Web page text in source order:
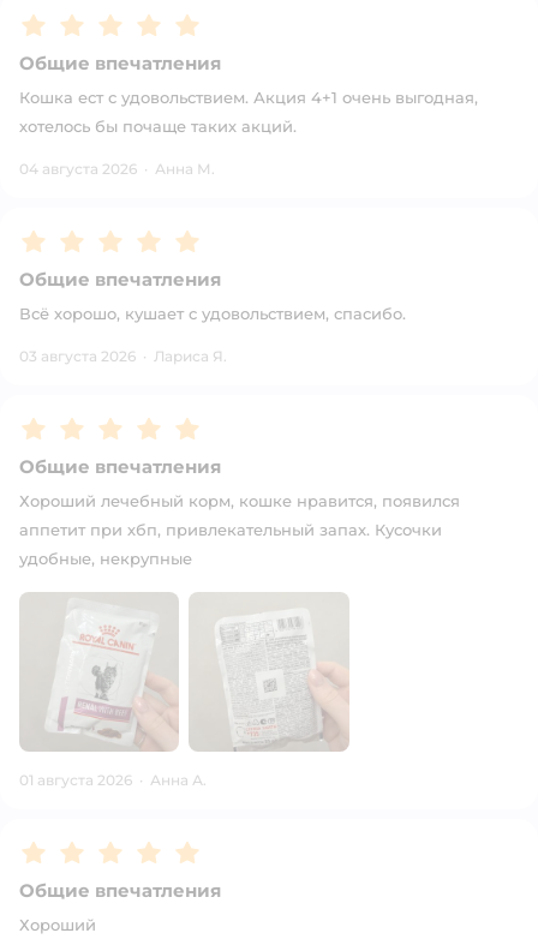
Рейтинг:5
Общие впечатления
Кошка ест с удовольствием. Акция 4+1 очень выгодная,
хотелось бы почаще таких акций.
04 августа 2026 · Анна М.
Рейтинг:5
Общие впечатления
Всё хорошо, кушает с удовольствием, спасибо.
03 августа 2026 · Лариса Я.
Рейтинг:5
Общие впечатления
Хороший лечебный корм, кошке нравится, появился
аппетит при хбп, привлекательный запах. Кусочки
удобные, некрупные
01 августа 2026 · Анна А.
Рейтинг:5
Общие впечатления
Хороший